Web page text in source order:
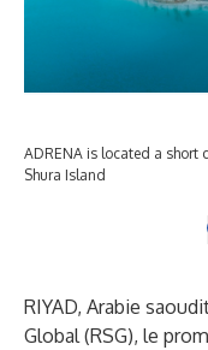
ADRENA is located a short
Shura Island
RIYAD, Arabie
Global (RSG), le